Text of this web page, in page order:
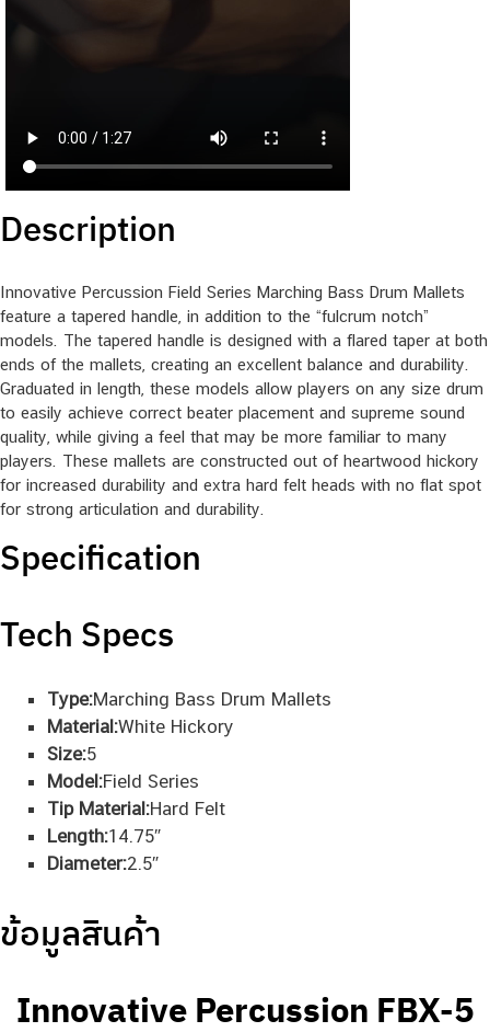
Description
Innovative Percussion Field Series Marching Bass Drum Mallets
feature a tapered handle, in addition to the “fulcrum notch”
models. The tapered handle is designed with a flared taper at both
ends of the mallets, creating an excellent balance and durability.
Graduated in length, these models allow players on any size drum
to easily achieve correct beater placement and supreme sound
quality, while giving a feel that may be more familiar to many
players. These mallets are constructed out of heartwood hickory
for increased durability and extra hard felt heads with no flat spot
for strong articulation and durability.
Specification
Tech Specs
Type:Marching Bass Drum Mallets
Material:White Hickory
Size:5
Model:Field Series
Tip Material:Hard Felt
Length:14.75″
Diameter:2.5″
ข้อมูลสินค้า
Innovative Percussion FBX-5